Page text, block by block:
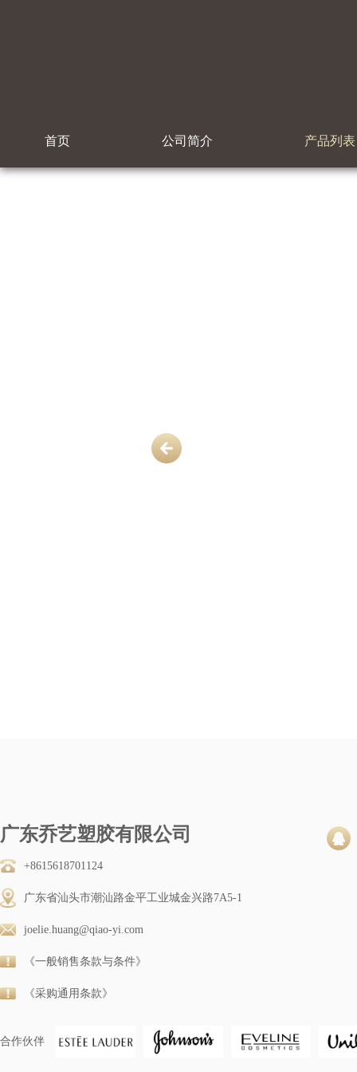
首页 公司简介 产品列表
广东乔艺塑胶有限公司
+8615618701124
广东省汕头市潮汕路金平工业城金兴路7A5-1
joelie.huang@qiao-yi.com
《一般销售条款与条件》
《采购通用条款》
合作伙伴